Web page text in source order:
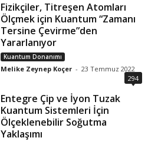
Fizikçiler, Titreşen Atomları
Ölçmek için Kuantum “Zamanı
Tersine Çevirme”den
Yararlanıyor
Kuantum Donanımı
Melike Zeynep Koçer - 23 Temmuz 2022
294
Entegre Çip ve İyon Tuzak
Kuantum Sistemleri İçin
Ölçeklenebilir Soğutma
Yaklaşımı